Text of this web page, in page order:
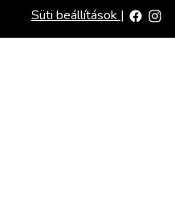
Süti beállítások |